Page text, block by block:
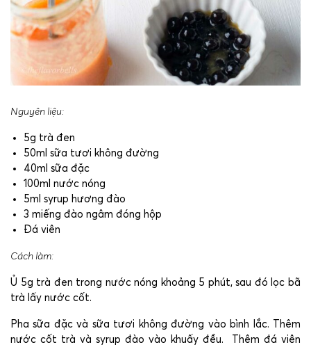
Nguyên liệu:
5g trà đen
50ml sữa tươi không đường
40ml sữa đặc
100ml nước nóng
5ml syrup hương đào
3 miếng đào ngâm đóng hộp
Đá viên
Cách làm:
Ủ 5g trà đen trong nước nóng khoảng 5 phút, sau đó lọc bã
trà lấy nước cốt.
Pha sữa đặc và sữa tươi không đường vào bình lắc. Thêm
nước cốt trà và syrup đào vào khuấy đều. Thêm đá viên